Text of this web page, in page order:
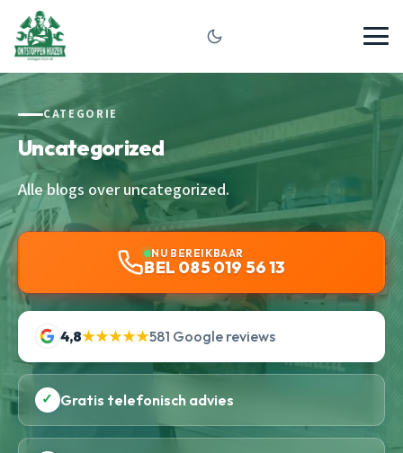
CATEGORIE
Uncategorized
Alle blogs over uncategorized.
NU BEREIKBAAR
BEL 085 019 56 13
4,8★★★★★581 Google reviews
✓ Gratis telefonisch advies